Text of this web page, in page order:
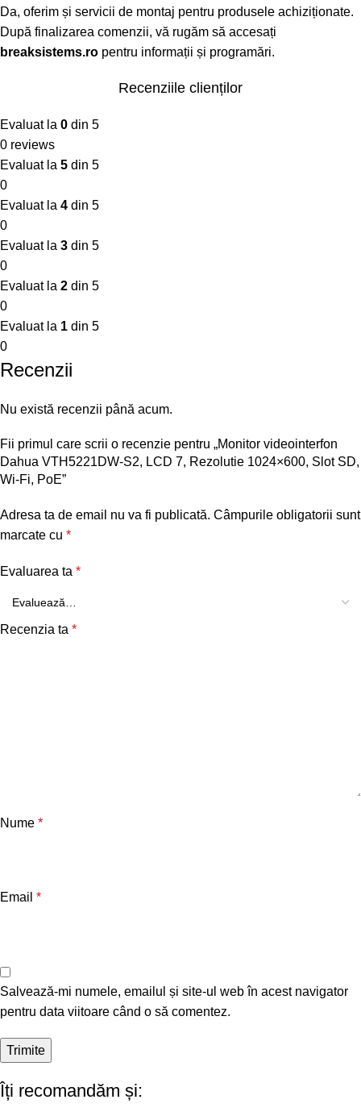
Da, oferim și servicii de montaj pentru produsele achiziționate.
După finalizarea comenzii, vă rugăm să accesați
breaksistems.ro pentru informații și programări.
Recenziile clienților
Evaluat la 0 din 5
0 reviews
Evaluat la 5 din 5
0
Evaluat la 4 din 5
0
Evaluat la 3 din 5
0
Evaluat la 2 din 5
0
Evaluat la 1 din 5
0
Recenzii
Nu există recenzii până acum.
Fii primul care scrii o recenzie pentru „Monitor videointerfon
Dahua VTH5221DW-S2, LCD 7, Rezolutie 1024×600, Slot SD,
Wi-Fi, PoE”
Adresa ta de email nu va fi publicată. Câmpurile obligatorii sunt
marcate cu *
Evaluarea ta *
Recenzia ta *
Nume *
Email *
Salvează-mi numele, emailul și site-ul web în acest navigator
pentru data viitoare când o să comentez.
Îți recomandăm și: